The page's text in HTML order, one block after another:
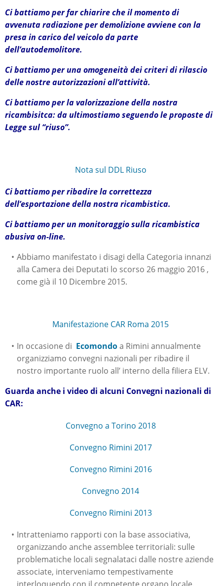
Ci battiamo per far chiarire che il momento di
avvenuta radiazione per demolizione avviene con la
presa in carico del veicolo da parte
dell’autodemolitore.
Ci battiamo per una omogeneità dei criteri di rilascio
delle nostre autorizzazioni all’attività.
Ci battiamo per la valorizzazione della nostra
ricambisitca: da ultimostiamo seguendo le proposte di
Legge sul “riuso”.
Nota sul DDL Riuso
Ci battiamo per ribadire la correttezza
dell’esportazione della nostra ricambistica.
Ci battiamo per un monitoraggio sulla ricambistica
abusiva on-line.
Abbiamo manifestato i disagi della Categoria innanzi
alla Camera dei Deputati lo scorso 26 maggio 2016 ,
come già il 10 Dicembre 2015.
Manifestazione CAR Roma 2015
In occasione di Ecomondoa Rimini annualmente
organizziamo convegni nazionali per ribadire il
nostro importante ruolo all’ interno della filiera ELV.
Guarda anche i video di alcuni Convegni nazionali di
CAR:
Convegno a Torino 2018
Convegno Rimini 2017
Convegno Rimini 2016
Convegno 2014
Convegno Rimini 2013
Intratteniamo rapporti con la base associativa,
organizzando anche assemblee territoriali: sulle
problematiche locali segnalataci dalle nostre aziende
associate, interveniamo tempestivamente